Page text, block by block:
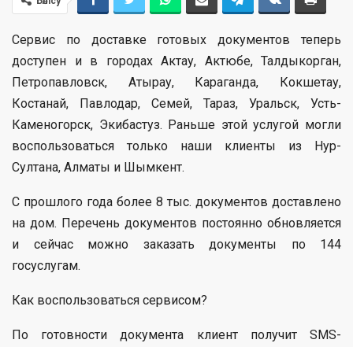
Сервис по доставке готовых документов теперь
доступен и в городах Актау, Актюбе, Талдыкорган,
Петропавловск, Атырау, Караганда, Кокшетау,
Костанай, Павлодар, Семей, Тараз, Уральск, Усть-
Каменогорск, Экибастуз. Раньше этой услугой могли
воспользоваться только наши клиенты из Нур-
Султана, Алматы и Шымкент.
С прошлого года более 8 тыс. документов доставлено
на дом. Перечень документов постоянно обновляется
и сейчас можно заказать документы по 144
госуслугам.
Как воспользоваться сервисом?
По готовности документа клиент получит SMS-